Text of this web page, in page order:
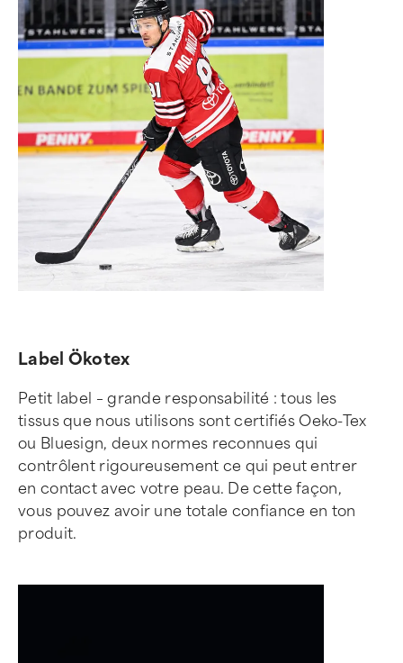
Label Ökotex
Petit label – grande responsabilité : tous les
tissus que nous utilisons sont certifiés Oeko-Tex
ou Bluesign, deux normes reconnues qui
contrôlent rigoureusement ce qui peut entrer
en contact avec votre peau. De cette façon,
vous pouvez avoir une totale confiance en ton
produit.